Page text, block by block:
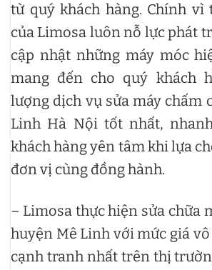
từ quý khách hàng. Chính vì
của Limosa luôn nỗ lực phát
cập nhật những máy móc
mang đến cho quý khách
lượng dịch vụ sửa máy chấm
Linh Hà Nội tốt nhất,
khách hàng yên tâm khi lựa
đơn vị cùng đồng hành.
– Limosa thực hiện sửa chữa
huyện Mê Linh với mức giá
cạnh tranh nhất trên thị